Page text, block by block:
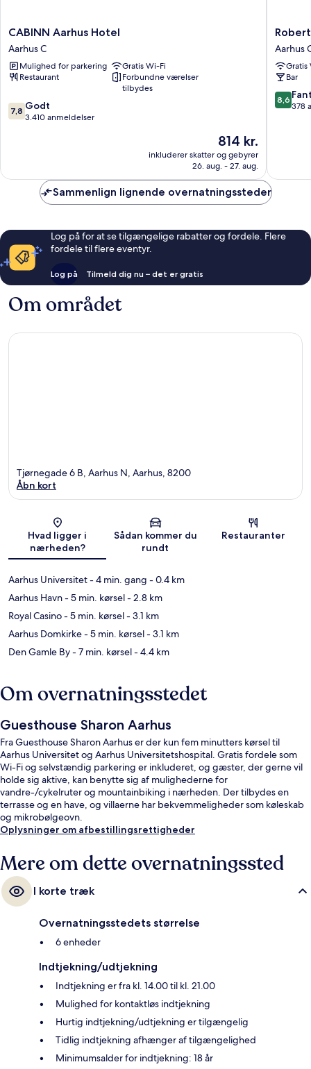
CABINN
Aarhus
Hotel
Aarhus
C
CABINN Aarhus Hotel
Aarhus C
Mulighed for parkering
Gratis Wi-Fi
Restaurant
Forbundne værelser
tilbydes
7.8
ud
anmeldelser
7,8 Godt
3.410 anmeldelser
Prisen
814 kr.
814 kr.
inkluderer skatter og gebyrer
26. aug. - 27. aug.
Society
Aarhus
C
Aarhus
Gratis
Bar
8.6
ud
8,6
378
Sammenlign lignende overnatningssteder
Log på for at se tilgængelige rabatter og fordele. Flere
fordele til flere eventyr.
Log på Tilmeld dig nu – det er gratis
Om området
Kort
Tjørnegade 6 B, Aarhus N, Aarhus, 8200
Åbn kort
Hvad ligger i
nærheden?
Sådan kommer du
rundt
Restauranter
Aarhus Universitet- 4 min. gang - 0.4 km
Aarhus Havn- 5 min. kørsel- 2.8 km
Royal Casino- 5 min. kørsel- 3.1 km
Aarhus Domkirke- 5 min. kørsel- 3.1 km
Den Gamle By- 7 min. kørsel- 4.4 km
Om overnatningsstedet
Guesthouse Sharon Aarhus
Fra Guesthouse Sharon Aarhus er der kun fem minutters kørsel til
Aarhus Universitet og Aarhus Universitetshospital. Gratis fordele som
Wi-Fi og selvstændig parkering er inkluderet, og gæster, der gerne vil
holde sig aktive, kan benytte sig af mulighederne for
vandre-/cykelruter og mountainbiking i nærheden. Der tilbydes en
terrasse og en have, og villaerne har bekvemmeligheder som køleskab
og mikrobølgeovn.
Oplysninger om afbestillingsrettigheder
Mere om dette overnatningssted
I korte træk
Overnatningsstedets størrelse
6 enheder
Indtjekning/udtjekning
Indtjekning er fra kl. 14.00 til kl. 21.00
Mulighed for kontaktløs indtjekning
Hurtig indtjekning/udtjekning er tilgængelig
Tidlig indtjekning afhænger af tilgængelighed
Minimumsalder for indtjekning: 18 år